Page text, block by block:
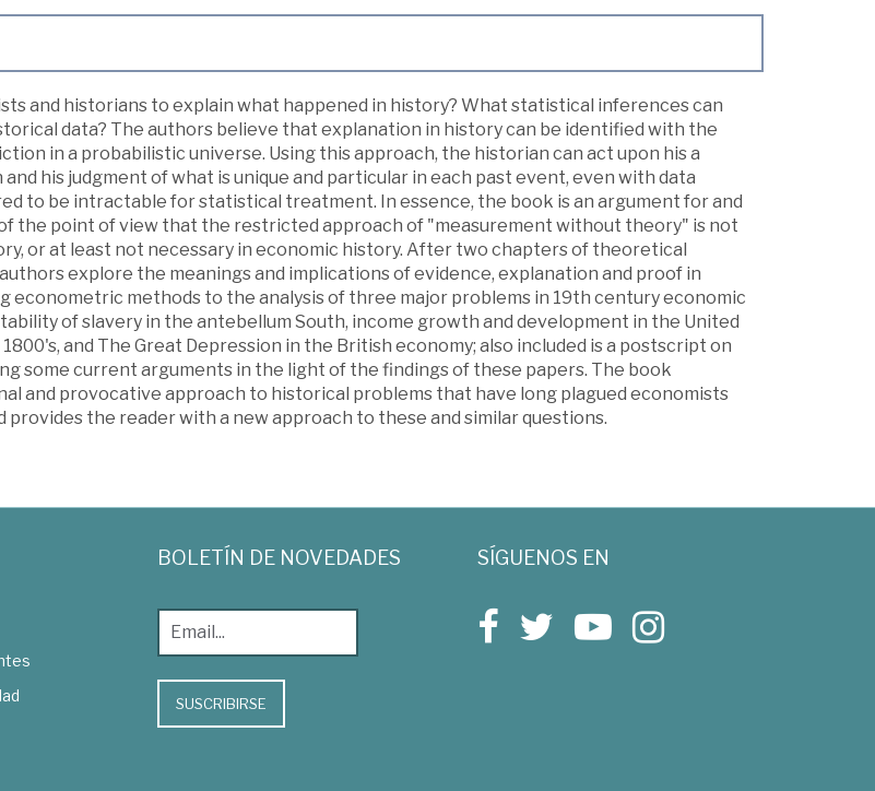
and historians to explain what happened in history? What statistical inferences can
data? The authors believe that explanation in history can be identified with the
in a probabilistic universe. Using this approach, the historian can act upon his a
his judgment of what is unique and particular in each past event, even with data
to be intractable for statistical treatment. In essence, the book is an argument for and
the point of view that the restricted approach of "measurement without theory" is not
or at least not necessary in economic history. After two chapters of theoretical
explore the meanings and implications of evidence, explanation and proof in
econometric methods to the analysis of three major problems in 19th century economic
of slavery in the antebellum South, income growth and development in the United
and The Great Depression in the British economy; also included is a postscript on
some current arguments in the light of the findings of these papers. The book
and provocative approach to historical problems that have long plagued economists
provides the reader with a new approach to these and similar questions.
BOLETÍN DE NOVEDADES
SUSCRIBIRSE
SÍGUENOS EN